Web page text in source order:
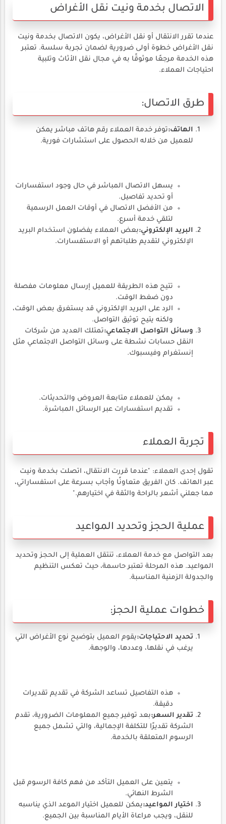
الاتصال بخدمة ونيت نقل الأغراض
عندما تقرر الانتقال أو نقل الأغراض، يكون الاتصال بخدمة ونيت
نقل الأغراض خطوة أولى ضرورية لضمان تجربة سلسة. تعتبر
هذه الخدمة مرجعًا موثوقًا به في مجال نقل الأثاث وتلبية
احتياجات العملاء.
طرق الاتصال:
الهاتف:توفر خدمة العملاء رقم هاتف مباشر يمكن
للعميل من خلاله الحصول على استشارات فورية.
يسهل الاتصال المباشر في حال وجود استفسارات
أو تحديد تفاصيل.
من الأفضل الاتصال في أوقات العمل الرسمية
لتلقي خدمة أسرع.
البريد الإلكتروني:بعض العملاء يفضلون استخدام البريد
الإلكتروني لتقديم طلباتهم أو الاستفسارات.
تتيح هذه الطريقة للعميل إرسال معلومات مفصلة
دون ضغط الوقت.
الرد على البريد الإلكتروني قد يستغرق بعض الوقت،
ولكنه يتيح توثيق التواصل.
وسائل التواصل الاجتماعي:تمتلك العديد من شركات
النقل حسابات نشطة على وسائل التواصل الاجتماعي مثل
إنستغرام وفيسبوك.
يمكن للعملاء متابعة العروض والتحديثات.
تقديم استفسارات عبر الرسائل المباشرة.
تجربة العملاء
تقول إحدى العملاء: "عندما قررت الانتقال، اتصلت بخدمة ونيت
عبر الهاتف. كان الفريق متعاونًا وأجاب بسرعة على استفساراتي،
مما جعلني أشعر بالراحة والثقة في اختيارهم."
عملية الحجز وتحديد المواعيد
بعد التواصل مع خدمة العملاء، تنتقل العملية إلى الحجز وتحديد
المواعيد. هذه المرحلة تعتبر حاسمة، حيث تعكس التنظيم
والجدولة الزمنية المناسبة.
خطوات عملية الحجز:
تحديد الاحتياجات:يقوم العميل بتوضيح نوع الأغراض التي
يرغب في نقلها، وعددها، والوجهة.
هذه التفاصيل تساعد الشركة في تقديم تقديرات
دقيقة.
تقدير السعر:بعد توفير جميع المعلومات الضرورية، تقدم
الشركة تقديرًا للتكلفة الإجمالية، والتي تشمل جميع
الرسوم المتعلقة بالخدمة.
يتعين على العميل التأكد من فهم كافة الرسوم قبل
الشرط النهائي.
اختيار المواعيد:يمكن للعميل اختيار الموعد الذي يناسبه
للنقل، ويجب مراعاة الأيام المناسبة بين الجميع.